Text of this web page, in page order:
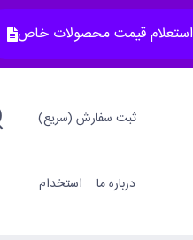
استعلام قیمت محصولات خاص
ثبت سفارش (سریع)
درباره ما استخدام